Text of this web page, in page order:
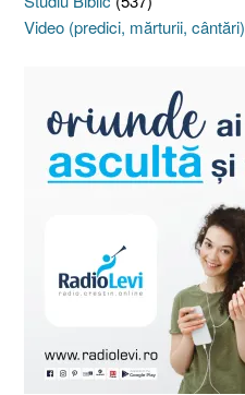
Video (predici, mărturii, cântări)